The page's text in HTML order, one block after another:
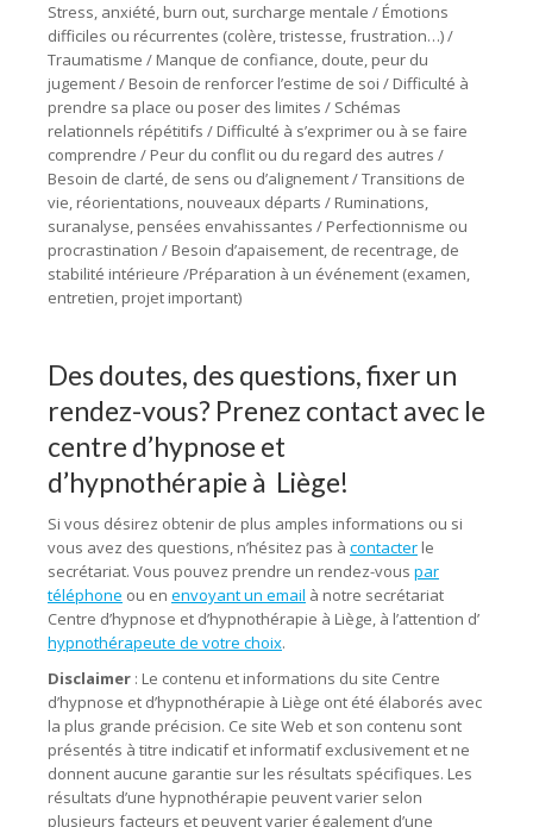
Stress, anxiété, burn out, surcharge mentale / Émotions
difficiles ou récurrentes (colère, tristesse, frustration…) /
Traumatisme / Manque de confiance, doute, peur du
jugement / Besoin de renforcer l’estime de soi / Difficulté à
prendre sa place ou poser des limites / Schémas
relationnels répétitifs / Difficulté à s’exprimer ou à se faire
comprendre / Peur du conflit ou du regard des autres /
Besoin de clarté, de sens ou d’alignement / Transitions de
vie, réorientations, nouveaux départs / Ruminations,
suranalyse, pensées envahissantes / Perfectionnisme ou
procrastination / Besoin d’apaisement, de recentrage, de
stabilité intérieure /Préparation à un événement (examen,
entretien, projet important)
Des doutes, des questions, fixer un
rendez-vous? Prenez contact avec le
centre d’hypnose et
d’hypnothérapie à Liège!
Si vous désirez obtenir de plus amples informations ou si
vous avez des questions, n’hésitez pas à contacter le
secrétariat. Vous pouvez prendre un rendez-vous par
téléphone ou en envoyant un email à notre secrétariat
Centre d’hypnose et d’hypnothérapie à Liège, à l’attention d’
hypnothérapeute de votre choix.
Disclaimer : Le contenu et informations du site Centre
d’hypnose et d’hypnothérapie à Liège ont été élaborés avec
la plus grande précision. Ce site Web et son contenu sont
présentés à titre indicatif et informatif exclusivement et ne
donnent aucune garantie sur les résultats spécifiques. Les
résultats d’une hypnothérapie peuvent varier selon
plusieurs facteurs et peuvent varier également d’une